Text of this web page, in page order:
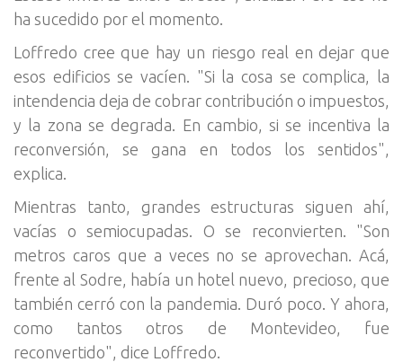
ha sucedido por el momento.
Loffredo cree que hay un riesgo real en dejar que
esos edificios se vacíen. "Si la cosa se complica, la
intendencia deja de cobrar contribución o impuestos,
y la zona se degrada. En cambio, si se incentiva la
reconversión, se gana en todos los sentidos",
explica.
Mientras tanto, grandes estructuras siguen ahí,
vacías o semiocupadas. O se reconvierten. "Son
metros caros que a veces no se aprovechan. Acá,
frente al Sodre, había un hotel nuevo, precioso, que
también cerró con la pandemia. Duró poco. Y ahora,
como tantos otros de Montevideo, fue
reconvertido", dice Loffredo.